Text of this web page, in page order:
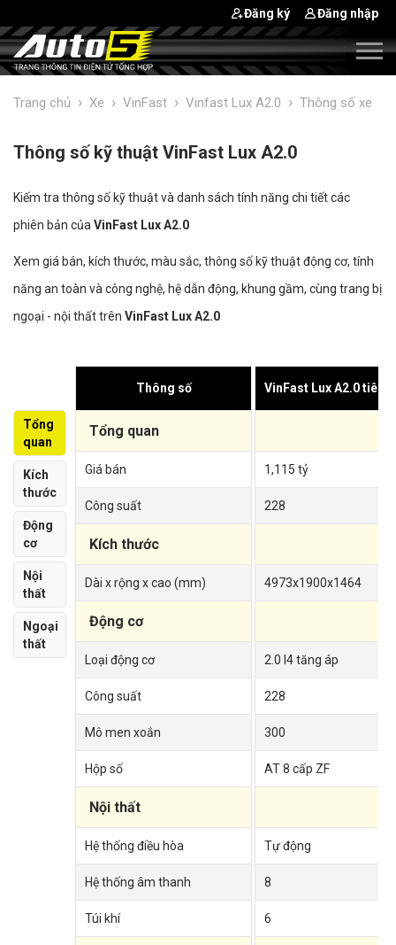
Đăng ký Đăng nhập
Trang chủ › Xe › VinFast › Vinfast Lux A2.0 › Thông số xe
Thông số kỹ thuật VinFast Lux A2.0
Kiếm tra thông số kỹ thuật và danh sách tính năng chi tiết các
phiên bản của VinFast Lux A2.0
Xem giá bán, kích thước, màu sắc, thông số kỹ thuật động cơ, tính
năng an toàn và công nghệ, hệ dẫn động, khung gầm, cùng trang bị
ngoại - nội thất trên VinFast Lux A2.0
Tổng
quan
Kích
thước
Động
cơ
Nội
thất
Ngoại
thất
Thông số
Tổng quan
Giá bán
Công suất
Kích thước
Dài x rộng x cao (mm)
Động cơ
Loại động cơ
Công suất
Mô men xoắn
Hộp số
Nội thất
Hệ thống điều hòa
Hệ thống âm thanh
Túi khí
VinFast Lux A2.0 tiêu
1,115 tỷ
228
4973x1900x1464
2.0 I4 tăng áp
228
300
AT 8 cấp ZF
Tự động
8
6